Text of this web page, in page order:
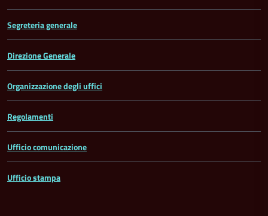
Segreteria generale
Direzione Generale
Organizzazione degli uffici
Regolamenti
Ufficio comunicazione
Ufficio stampa